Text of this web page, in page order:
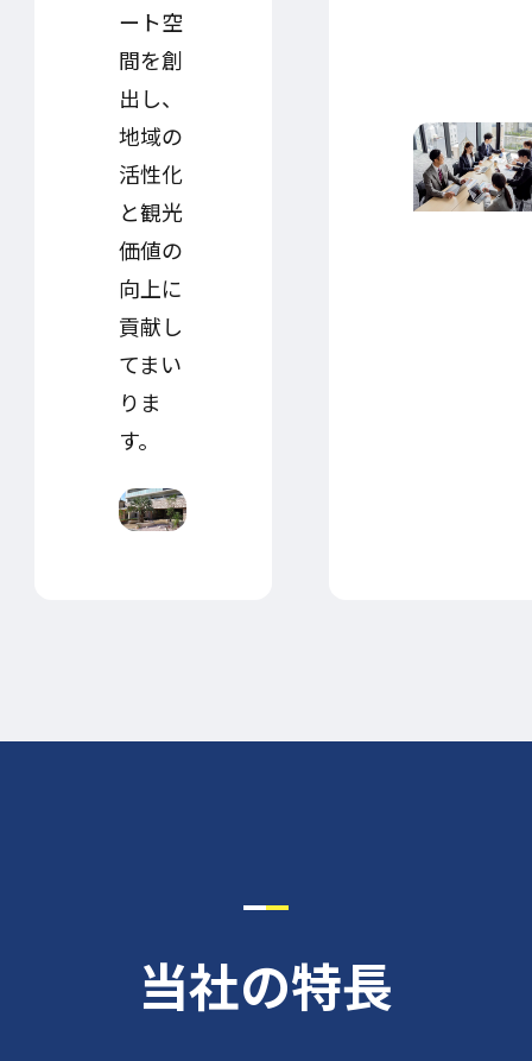
ート空
間を創
出し、
地域の
活性化
と観光
価値の
向上に
貢献し
てまい
りま
す。
当社の特長